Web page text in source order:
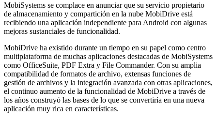
MobiSystems se complace en anunciar que su servicio propietario
de almacenamiento y compartición en la nube MobiDrive está
recibiendo una aplicación independiente para Android con algunas
mejoras sustanciales de funcionalidad.
MobiDrive ha existido durante un tiempo en su papel como centro
multiplataforma de muchas aplicaciones destacadas de MobiSystems
como OfficeSuite, PDF Extra y File Commander. Con su amplia
compatibilidad de formatos de archivo, extensas funciones de
gestión de archivos y la integración avanzada con otras aplicaciones,
el continuo aumento de la funcionalidad de MobiDrive a través de
los años construyó las bases de lo que se convertiría en una nueva
aplicación muy rica en características.